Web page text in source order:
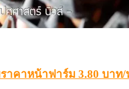
าคาหน้าฟาร์ม 3.80 บาท/